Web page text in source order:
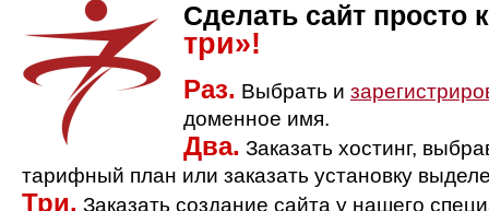
Сделать сайт просто
три»!
Раз. Выбрать и
доменное имя.
Два. Заказать хостинг,
тарифный план или заказать установку
Три. Заказать создание сайта у нашего